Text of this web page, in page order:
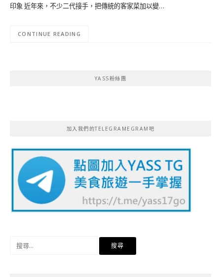
印象 近年來，不少二代接手，把傳統的客家菜加以變…
CONTINUE READING
YASS粉絲團
加入我們的TELEGRAMEGRAM吧